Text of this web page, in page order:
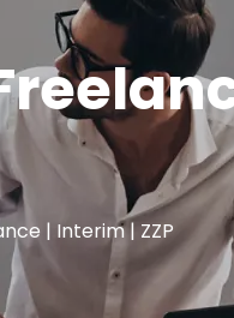
| Interim | ZZP